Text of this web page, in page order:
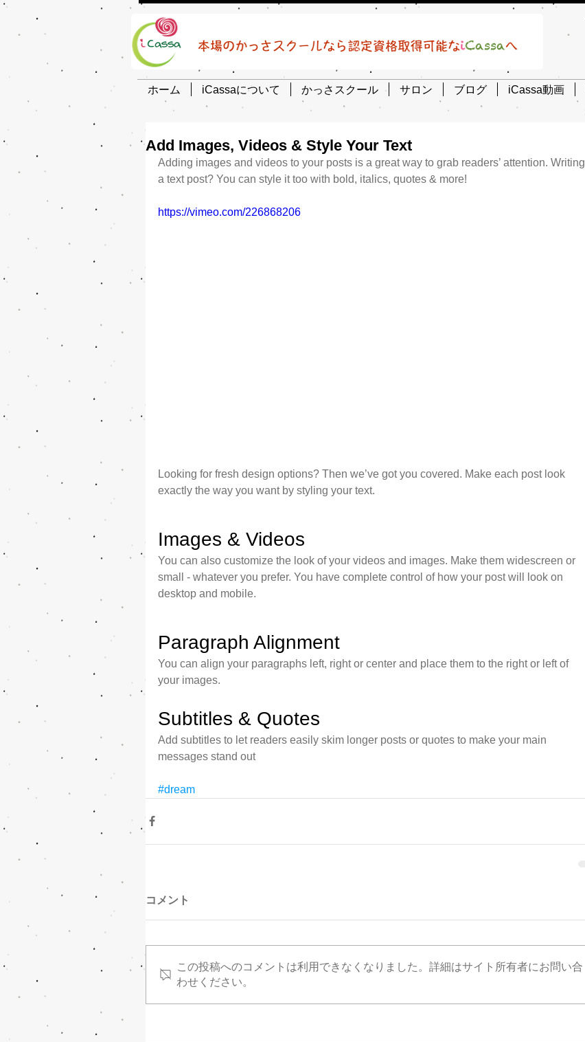
ホーム iCassaについて かっさスクール サロン ブログ iCassa動画
Add Images, Videos & Style Your Text
Adding images and videos to your posts is a great way to grab readers’ attention. Writing
a text post? You can style it too with bold, italics, quotes & more!
https://vimeo.com/226868206
Looking for fresh design options? Then we’ve got you covered. Make each post look
exactly the way you want by styling your text.
Images & Videos
You can also customize the look of your videos and images. Make them widescreen or
small - whatever you prefer. You have complete control of how your post will look on
desktop and mobile.
Paragraph Alignment
You can align your paragraphs left, right or center and place them to the right or left of
your images.
Subtitles & Quotes
Add subtitles to let readers easily skim longer posts or quotes to make your main
messages stand out
#dream
コメント
この投稿へのコメントは利用できなくなりました。詳細はサイト所有者にお問い合
わせください。